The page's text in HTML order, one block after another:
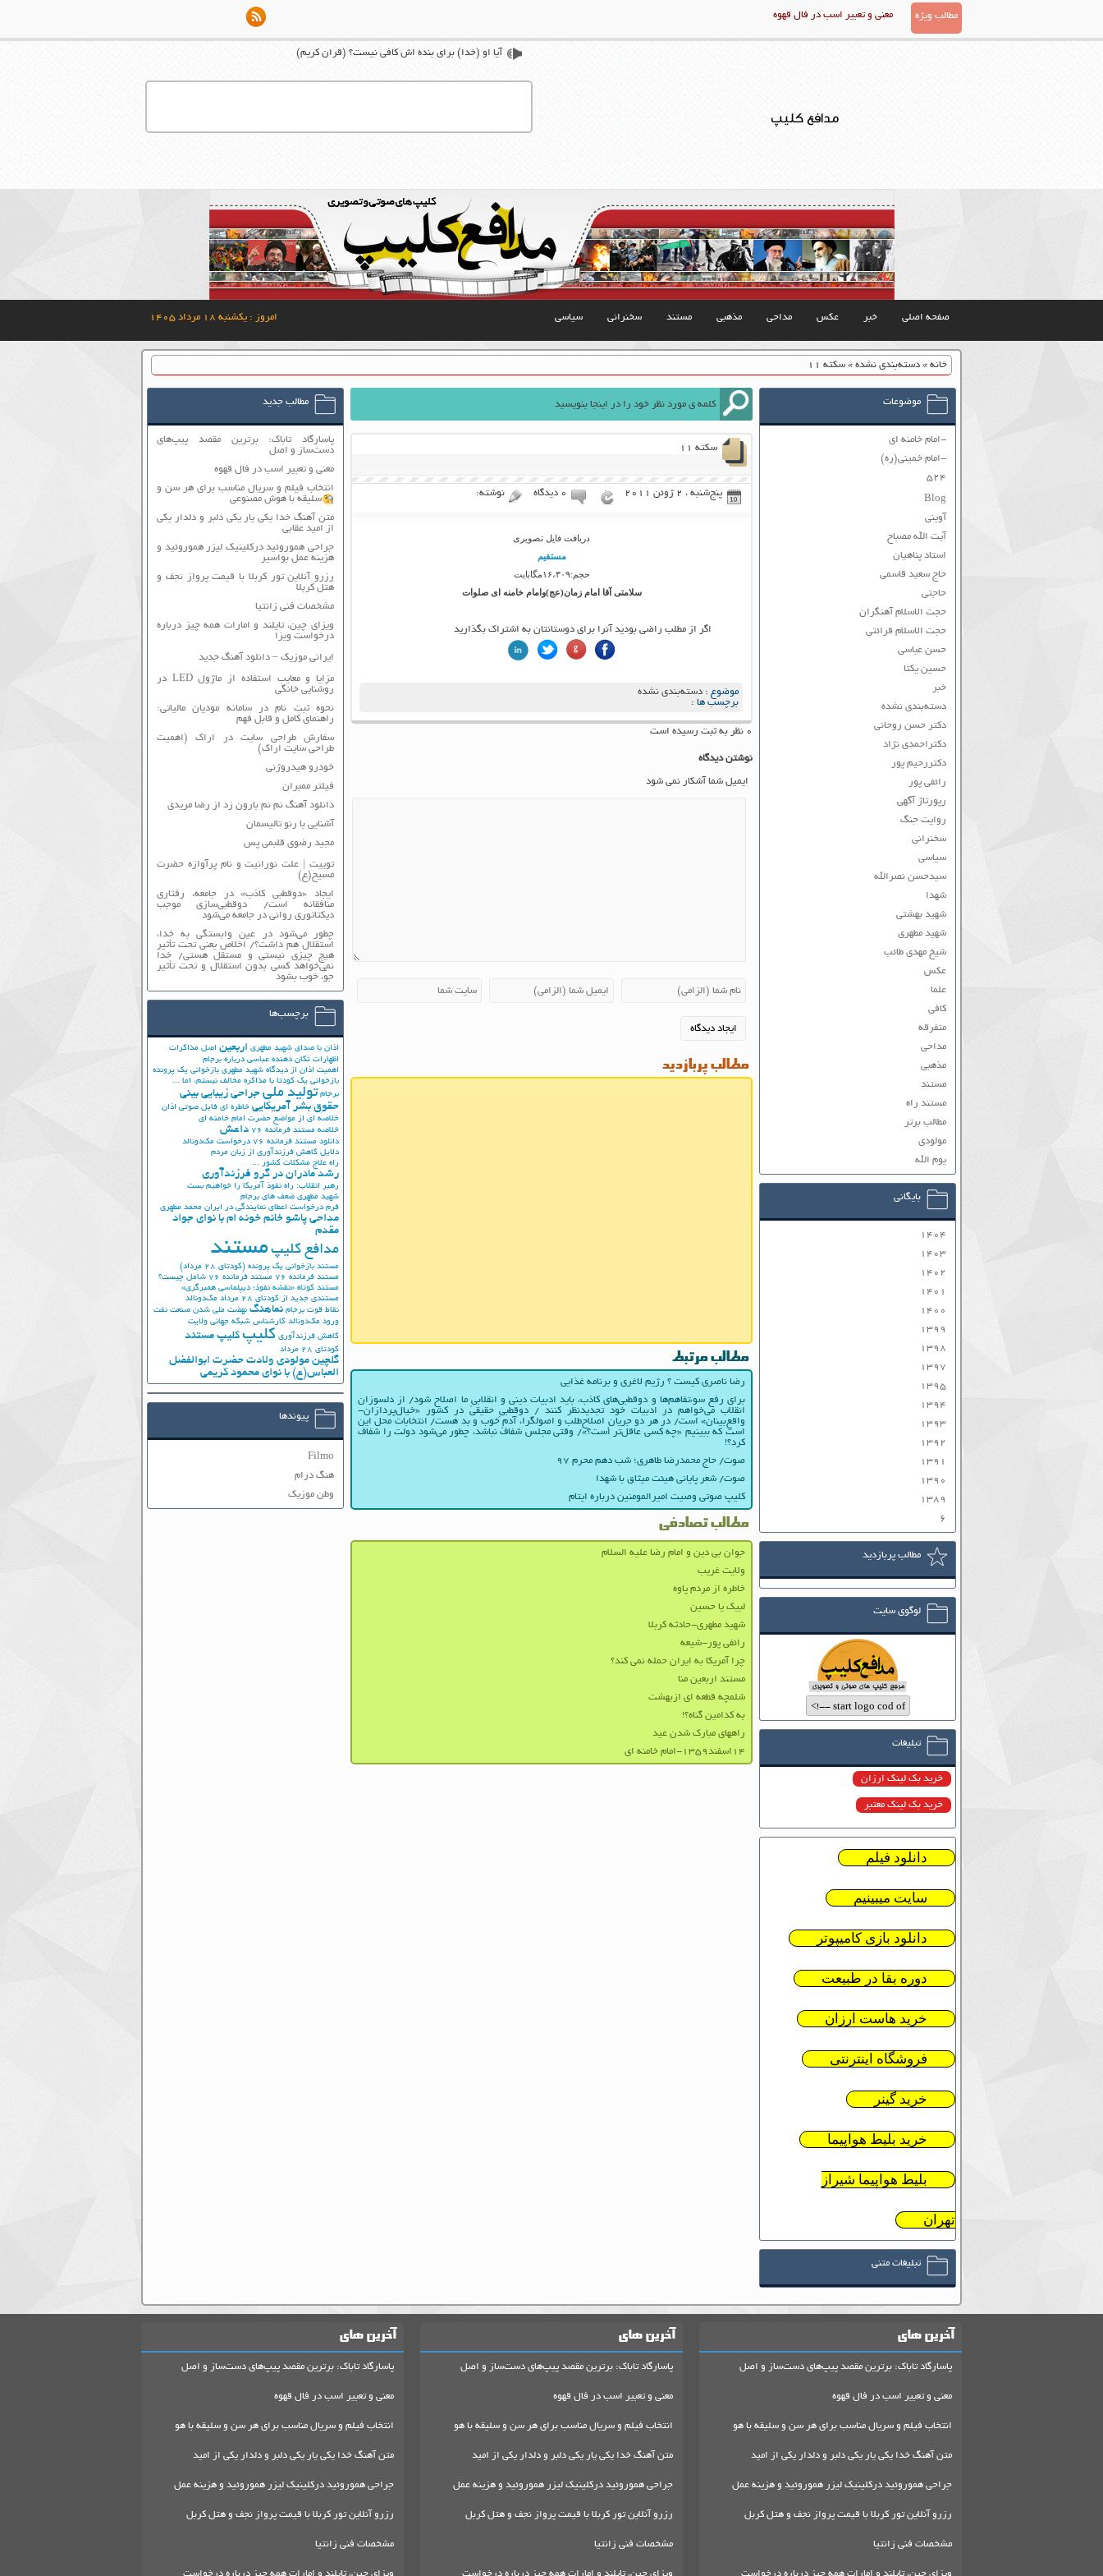
مطالب ویژه معنی و تعبیر اسب در فال قهوه
مدافع کلیپ
آیا او (خدا) برای بنده اش کافی نیست؟ (قران کریم)
صفحه اصلی خبر عکس مداحی مذهبی مستند سخنرانی سیاسی امروز : یکشنبه ۱۸ مرداد ۱۴۰۵
خانه» دسته‌بندی نشده» سکته ۱۱
سکته ۱۱
پنج‌شنبه ، 2 ژوئن 2011 ۰ دیدگاه نوشته:
دریافت فایل تصویری
مستقیم
حجم:۱۶،۳۰۹مگابایت
سلامتی آقا امام زمان(عج)وامام خامنه ای صلوات
اگر از مطلب راضی بودید آنرا برای دوستانتان به اشتراک بگذارید
موضوع : دسته‌بندی نشده
برچسب ها :
۰ نظر به ثبت رسیده است
نوشتن دیدگاه
ایمیل شما آشکار نمی شود
مطالب پربازدید
مطالب مرتبط
رضا ناصری کیست ؟ رژیم لاغری و برنامه غذایی
برای رفع سوءتفاهم‌ها و دوقطبی‌های کاذب، باید ادبیات دینی و انقلابیِ ما اصلاح شود/ از دلسوزان
انقلاب می‌خواهم در ادبیات‌ خود تجدیدنظر کنند / دوقطبیِ حقیقی در کشور «خیال‌پردازان-
واقع‌بینان» است/ در هر دو جریانِ اصلاح‌طلب و اصولگرا، آدمِ خوب و بد هست/ انتخابات محل این
است که ببینیم «چه کسی عاقل‌تر است؟»/ وقتی مجلس شفاف نباشد، چطور می‌شود دولت را شفاف
کرد؟!
صوت/ حاج محمدرضا طاهری؛ شب دهم محرم ۹۷
صوت/ شعر پایانی هیئت میثاق با شهدا
کلیپ صوتی وصیت امیرالمومنین درباره ایتام
مطالب تصادفی
جوان بی دین و امام رضا علیه السلام
ولایت غریب
خاطره از مردم پاوه
لبیک یا حسین
شهید مطهری-حادثه کربلا
رائفی پور-شیعه
چرا آمریکا به ایران حمله نمی کند؟
مستند اربعین منا
شلمچه قطعه ای ازبهشت
به کدامین گناه؟!
راههای مبارک شدن عید
۱۴اسفند۱۳۵۹-امام خامنه ای
موضوعات
-امام خامنه ای
-امام خمینی(ره)
۵۲۴
Blog
آوینی
آیت الله مصباح
استاد پناهیان
حاج سعید قاسمی
حاجتی
حجت الاسلام آهنگران
حجت الاسلام قرائتی
حسن عباسی
حسین یکتا
خبر
دسته‌بندی نشده
دکتر حسن روحانی
دکتراحمدی نژاد
دکتررحیم پور
رائفی پور
رپورتاژ آگهی
روایت جنگ
سخنرانی
سیاسی
سیدحسن نصرالله
شهدا
شهید بهشتی
شهید مطهری
شیخ مهدی طائب
عکس
علما
کافی
متفرقه
مداحی
مذهبی
مستند
مستند راه
مطالب برتر
مولودی
یوم الله
بایگانی
۱۴۰۴
۱۴۰۳
۱۴۰۲
۱۴۰۱
۱۴۰۰
۱۳۹۹
۱۳۹۸
۱۳۹۷
۱۳۹۵
۱۳۹۴
۱۳۹۳
۱۳۹۲
۱۳۹۱
۱۳۹۰
۱۳۸۹
۶
مطالب پربازدید
لوگوی سایت
تبلیغات
خرید بک لینک ارزان
خرید بک لینک معتبر
دانلود فیلم
سایت میبینیم
دانلود بازی کامیپوتر
دوره بقا در طبیعت
خرید هاست ارزان
فروشگاه اینترنتی
خرید گینر
خرید بلیط هواپیما
بلیط هواپیما شیراز
تهران
تبلیغات متنی
مطالب جدید
پاسارگاد تاباک: برترین مقصد پیپ‌های
دست‌ساز و اصل
معنی و تعبیر اسب در فال قهوه
انتخاب فیلم و سریال مناسب برای هر سن و
سلیقه با هوش مصنوعی
متن آهنگ خدا یکی یار یکی دلبر و دلدار یکی
از امید عقابی
جراحی هموروئید درکلینیک لیزر هموروئید و
هزینه عمل بواسیر
رزرو آنلاین تور کربلا با قیمت پرواز نجف و
هتل کربلا
مشخصات فنی زانتیا
ویزای چین، تایلند و امارات همه چیز درباره
درخواست ویزا
ایرانی موزیک – دانلود آهنگ جدید
مزایا و معایب استفاده از ماژول LED در
روشنایی خانگی
نحوه ثبت نام در سامانه مودیان مالیاتی:
راهنمای کامل و قابل فهم
سفارش طراحی سایت در اراک (اهمیت
طراحی سایت اراک)
خودرو هیدروژنی
فیلتر ممبران
دانلود آهنگ نم نم بارون زد از رضا مریدی
آشنایی با رنو تالیسمان
مجید رضوی قلبمی پس
توییت | علت نورانیت و نام پرآوازه حضرت
مسیح(ع)
ایجاد «دوقطبی کاذب» در جامعه، رفتاری
منافقانه است/ دوقطبی‌سازی موجب
دیکتاتوری روانی در جامعه می‌شود
چطور می‌شود در عین وابستگی به خدا،
استقلال هم داشت؟/ اخلاص یعنی تحت تأثیر
هیچ چیزی نیستی و مستقل هستی/ خدا
نمی‌خواهد کسی بدون استقلال و تحت تأثیر
جوّ، خوب بشود
برچسب‌ها
اذان با صدای شهید مطهری اربعین اصل مذاکرات
اظهارات تکان دهنده عباسی درباره برجام
اهمیت اذان از دیدگاه شهید مطهری بازخوانی یک پرونده
بازخوانی یک کودتا با مذاکره مخالف نیستم، اما ...
برجام تولید ملی جراحی زیبایی بینی
حقوق بشر آمریکایی خاطره ای فایل صوتی اذان
خلاصه ای از مواضع حضرت امام خامنه ای
خلاصه مستند فرمانده 76
داعش
دانلود مستند فرمانده 76
درخواست مک‌دونالد
دلایل کاهش فرزندآوری از زبان مردم
راه علاج مشکلات کشور ...
رشد مادران در گرو فرزندآوری
رهبر انقلاب: راه نفوذ آمریکا را خواهیم بست
شهید مطهری ضعف های برجام
فرم درخواست اعطای نمایندگی در ایران محمد مطهری
مداحی پاشو خانم خونه ام با نوای جواد
مقدم
مدافع کلیپ مستند
مستند بازخوانی یک پرونده (کودتای 28 مرداد)
مستند فرمانده 76
مستند فرمانده 76 شامل چیست؟
مستند کوتاه «نقشه نفوذ؛ دیپلماسی همبرگری»
مستندی جدید از کودتای 28 مرداد
مک‌دونالد
نقاط قوت برجام نماهنگ نهضت ملي شدن صنعت نفت
ورود مک‌دونالد کارشناس شبکه جهانی ولایت
کاهش فرزندآوری کلیپ کلیپ مستند
کودتای 28 مرداد
گلچین مولودی ولادت حضرت ابوالفضل
العباس(ع) با نوای محمود کریمی
پیوندها
Filmo
هنگ درام
وطن موزیک
آخرین های
پاسارگاد تاباک: برترین مقصد پیپ‌های دست‌ساز و اصل
معنی و تعبیر اسب در فال قهوه
انتخاب فیلم و سریال مناسب برای هر سن و سلیقه با هو
متن آهنگ خدا یکی یار یکی دلبر و دلدار یکی از امید
جراحی هموروئید درکلینیک لیزر هموروئید و هزینه عمل
رزرو آنلاین تور کربلا با قیمت پرواز نجف و هتل کربل
مشخصات فنی زانتیا
آخرین های
پاسارگاد تاباک: برترین مقصد پیپ‌های دست‌ساز و اصل
معنی و تعبیر اسب در فال قهوه
انتخاب فیلم و سریال مناسب برای هر سن و سلیقه با هو
متن آهنگ خدا یکی یار یکی دلبر و دلدار یکی از امید
جراحی هموروئید درکلینیک لیزر هموروئید و هزینه عمل
رزرو آنلاین تور کربلا با قیمت پرواز نجف و هتل کربل
مشخصات فنی زانتیا
آخرین های
پاسارگاد تاباک: برترین مقصد پیپ‌های دست‌ساز و اصل
معنی و تعبیر اسب در فال قهوه
انتخاب فیلم و سریال مناسب برای هر سن و سلیقه با هو
متن آهنگ خدا یکی یار یکی دلبر و دلدار یکی از امید
جراحی هموروئید درکلینیک لیزر هموروئید و هزینه عمل
رزرو آنلاین تور کربلا با قیمت پرواز نجف و هتل کربل
مشخصات فنی زانتیا